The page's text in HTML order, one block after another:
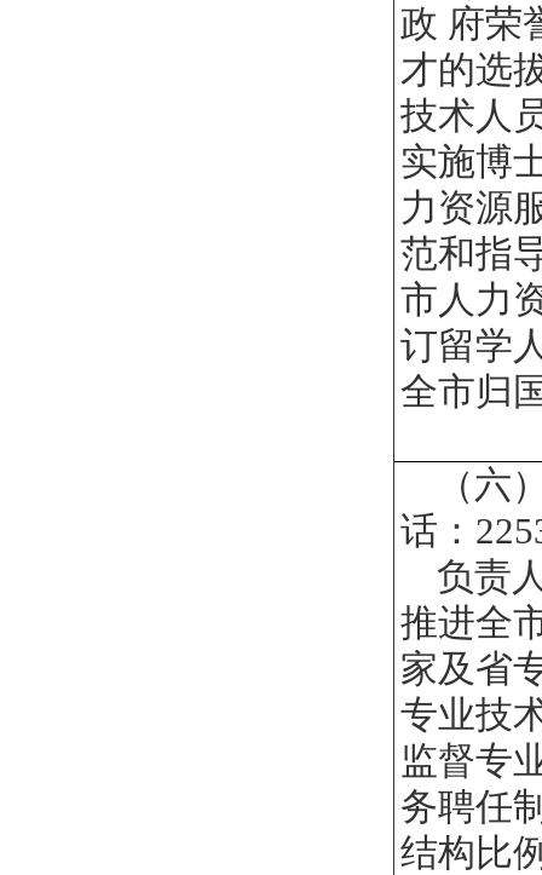
政 府荣
才的选
技术人
实施博
力资源
范和指
市人力
订留学
全市归
（
话：
负责
推进全
家及省
专业技
监督专
务聘任
结构比